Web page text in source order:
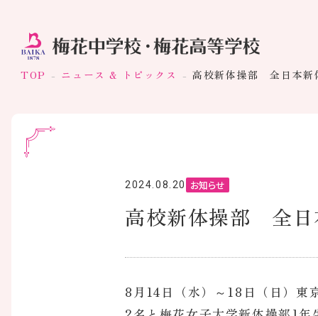
TOP ニュース & トピックス 高校新体操部 全日本
2024.08.20 お知らせ
高校新体操部 全
8月14日（水）～18日（日）東